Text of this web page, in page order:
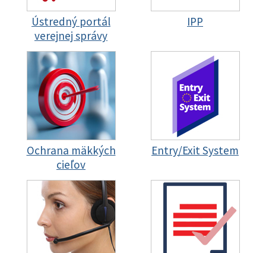
Ústredný portál
verejnej správy
IPP
Ochrana mäkkých
cieľov
Entry/Exit System